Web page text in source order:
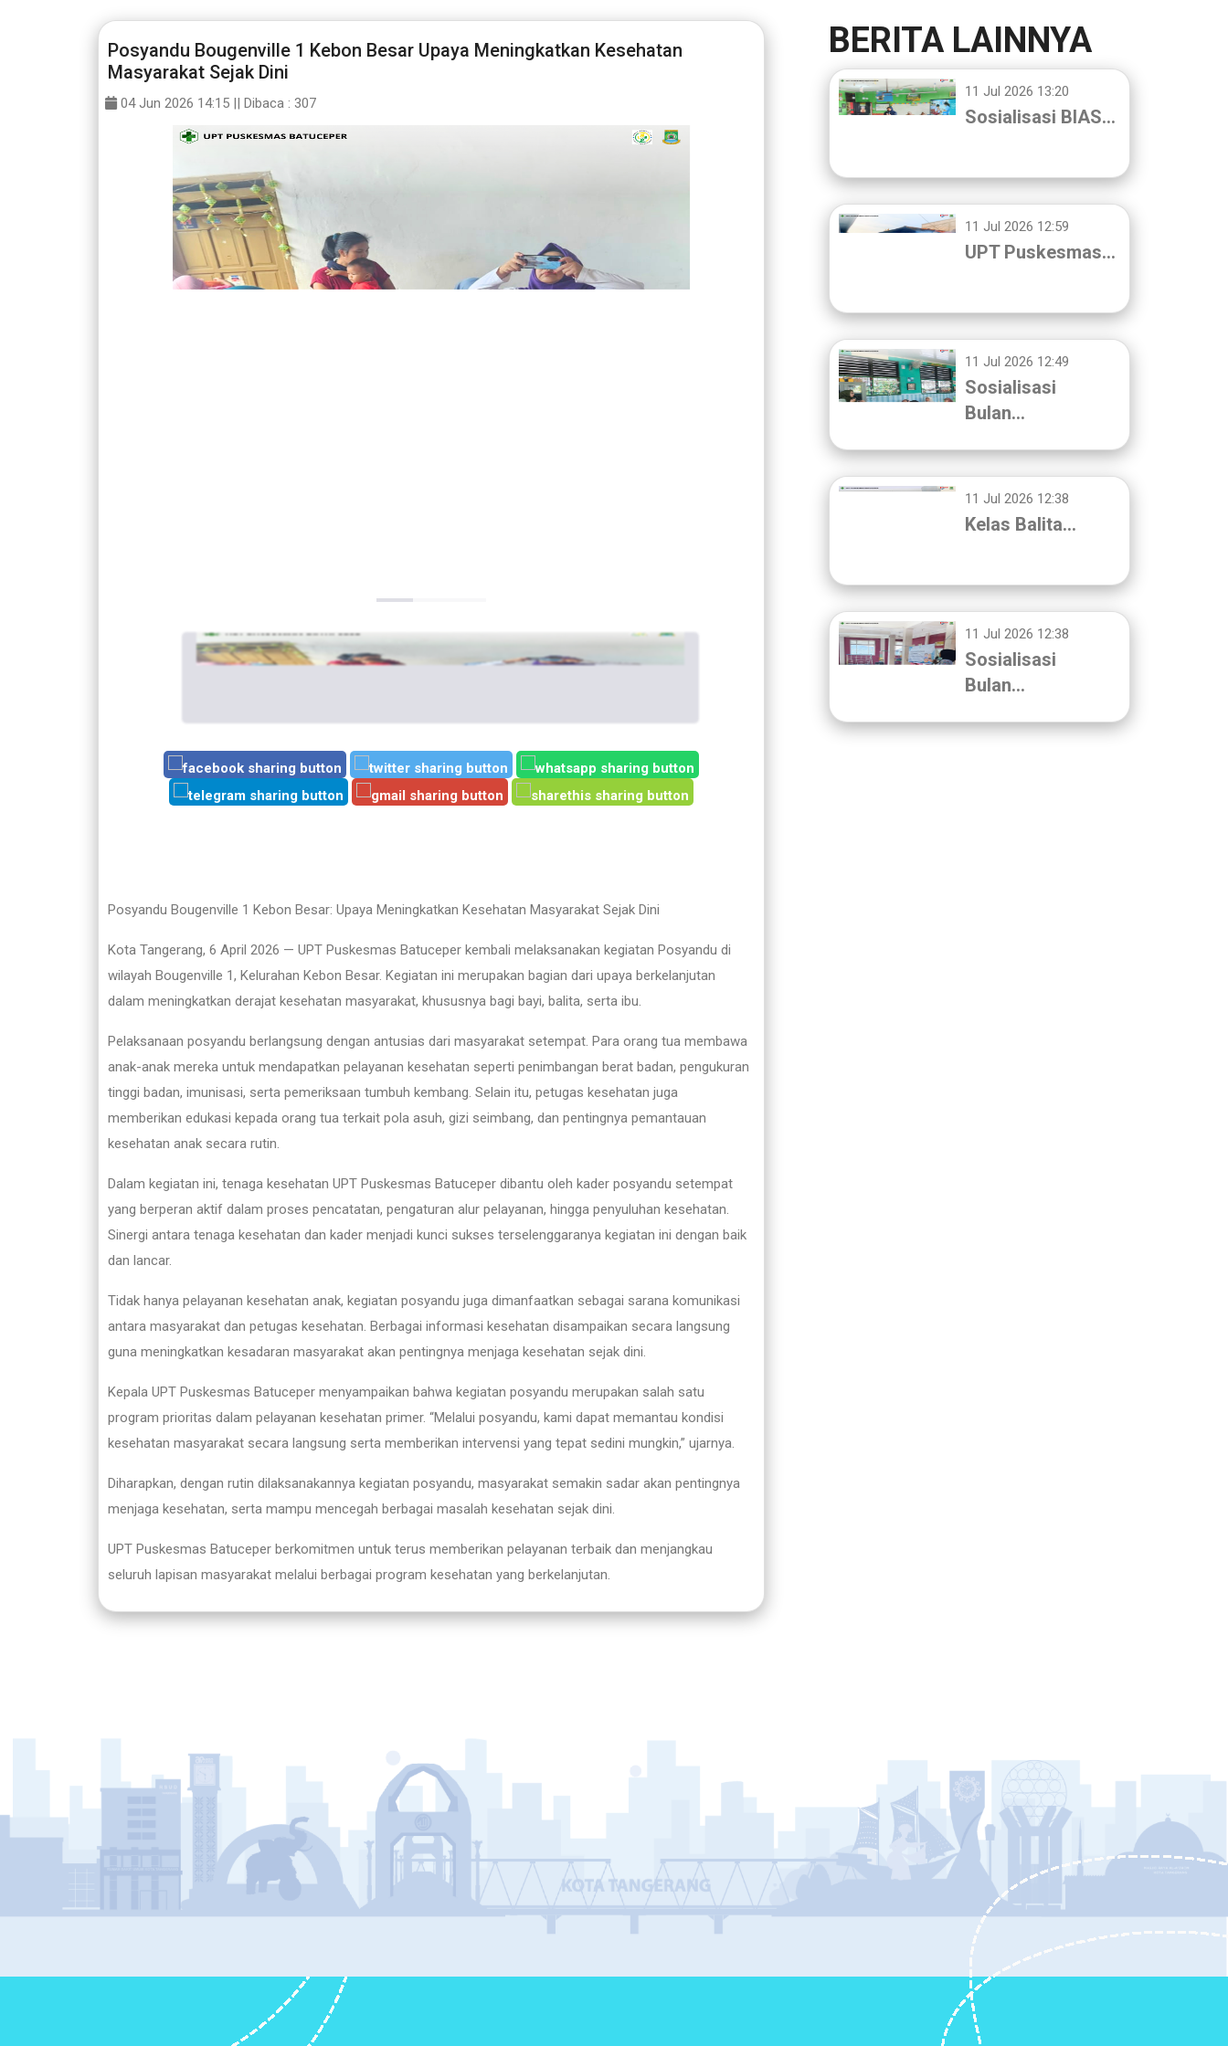
Posyandu Bougenville 1 Kebon Besar Upaya Meningkatkan Kesehatan
Masyarakat Sejak Dini
04 Jun 2026 14:15 || Dibaca : 307
Posyandu Bougenville 1 Kebon Besar: Upaya Meningkatkan Kesehatan Masyarakat Sejak Dini
Kota Tangerang, 6 April 2026 — UPT Puskesmas Batuceper kembali melaksanakan kegiatan Posyandu di
wilayah Bougenville 1, Kelurahan Kebon Besar. Kegiatan ini merupakan bagian dari upaya berkelanjutan
dalam meningkatkan derajat kesehatan masyarakat, khususnya bagi bayi, balita, serta ibu.
Pelaksanaan posyandu berlangsung dengan antusias dari masyarakat setempat. Para orang tua membawa
anak-anak mereka untuk mendapatkan pelayanan kesehatan seperti penimbangan berat badan, pengukuran
tinggi badan, imunisasi, serta pemeriksaan tumbuh kembang. Selain itu, petugas kesehatan juga
memberikan edukasi kepada orang tua terkait pola asuh, gizi seimbang, dan pentingnya pemantauan
kesehatan anak secara rutin.
Dalam kegiatan ini, tenaga kesehatan UPT Puskesmas Batuceper dibantu oleh kader posyandu setempat
yang berperan aktif dalam proses pencatatan, pengaturan alur pelayanan, hingga penyuluhan kesehatan.
Sinergi antara tenaga kesehatan dan kader menjadi kunci sukses terselenggaranya kegiatan ini dengan baik
dan lancar.
Tidak hanya pelayanan kesehatan anak, kegiatan posyandu juga dimanfaatkan sebagai sarana komunikasi
antara masyarakat dan petugas kesehatan. Berbagai informasi kesehatan disampaikan secara langsung
guna meningkatkan kesadaran masyarakat akan pentingnya menjaga kesehatan sejak dini.
Kepala UPT Puskesmas Batuceper menyampaikan bahwa kegiatan posyandu merupakan salah satu
program prioritas dalam pelayanan kesehatan primer. “Melalui posyandu, kami dapat memantau kondisi
kesehatan masyarakat secara langsung serta memberikan intervensi yang tepat sedini mungkin,” ujarnya.
Diharapkan, dengan rutin dilaksanakannya kegiatan posyandu, masyarakat semakin sadar akan pentingnya
menjaga kesehatan, serta mampu mencegah berbagai masalah kesehatan sejak dini.
UPT Puskesmas Batuceper berkomitmen untuk terus memberikan pelayanan terbaik dan menjangkau
seluruh lapisan masyarakat melalui berbagai program kesehatan yang berkelanjutan.
BERITA LAINNYA
11 Jul 2026 13:20
Sosialisasi BIAS…
11 Jul 2026 12:59
UPT Puskesmas…
11 Jul 2026 12:49
Sosialisasi
Bulan…
11 Jul 2026 12:38
Kelas Balita…
11 Jul 2026 12:38
Sosialisasi
Bulan…